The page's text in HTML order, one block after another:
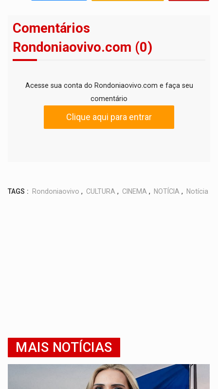
Comentários
Rondoniaovivo.com (0)
Acesse sua conta do Rondoniaovivo.com e faça seu
comentário
Clique aqui para entrar
TAGS : Rondoniaovivo , CULTURA , CINEMA , NOTÍCIA , Notícia
MAIS NOTÍCIAS